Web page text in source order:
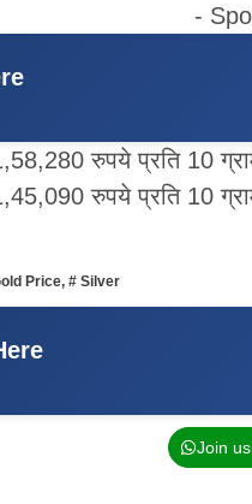
-
रुपये प्रति 10
रुपये प्रति 10
Price, # Silver
Join